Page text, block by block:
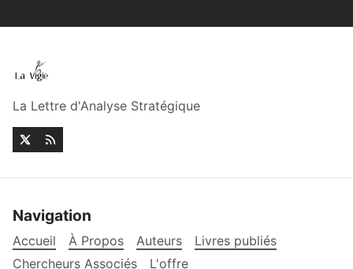
La Lettre d'Analyse Stratégique
Navigation
Accueil À Propos Auteurs
Livres publiés
Chercheurs Associés
L'offre